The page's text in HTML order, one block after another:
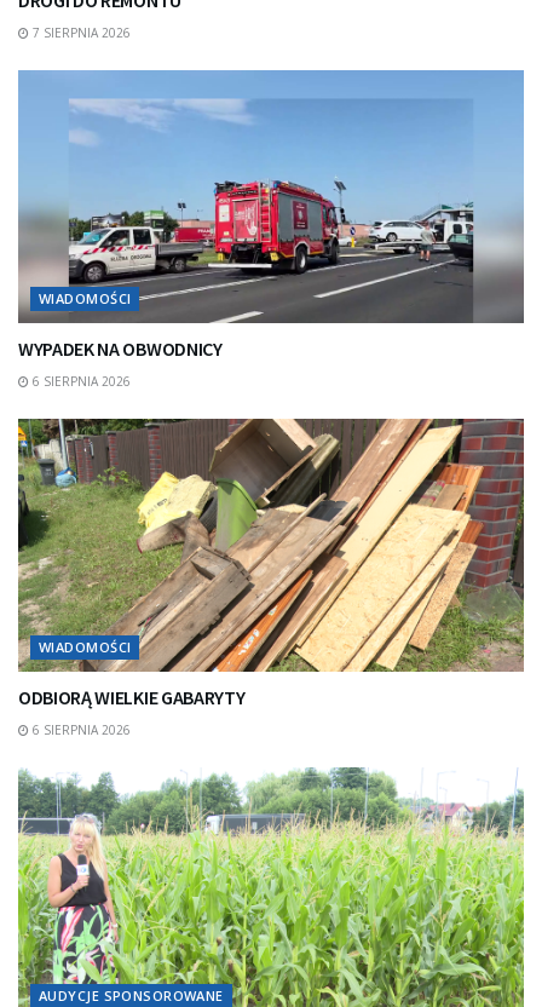
7 SIERPNIA 2026
WIADOMOŚCI
WYPADEK NA OBWODNICY
6 SIERPNIA 2026
WIADOMOŚCI
ODBIORĄ WIELKIE GABARYTY
6 SIERPNIA 2026
AUDYCJE SPONSOROWANE